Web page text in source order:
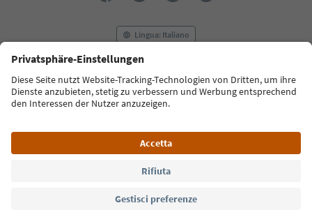
Lingua: Italiano
FAQ Contatti Press MICE
Privacy Policy
Termini e condizioni
Crediti
Cookie Policy
Alto Adige B2B